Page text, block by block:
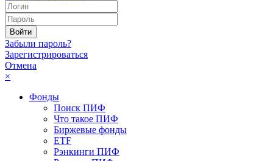
Забыли пароль?
Зарегистрироваться
Отмена
×
Фонды
Поиск ПИФ
Что такое ПИФ
Биржевые фонды
ETF
Рэнкинги ПИФ